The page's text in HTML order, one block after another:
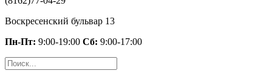
Воскресенский бульвар 13
Пн-Пт: 9:00-19:00 Сб: 9:00-17:00